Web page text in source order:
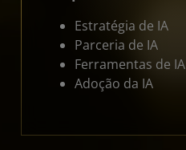
Estratégia de IA
Parceria de IA
Ferramentas de IA
Adoção da IA